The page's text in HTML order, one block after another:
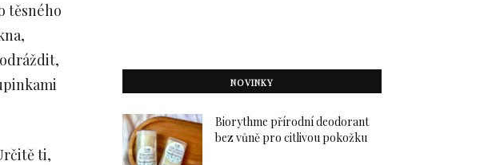
těsného
ti,
NOVINKY
Biorythme přírodní deodorant
bez vůně pro citlivou pokožku